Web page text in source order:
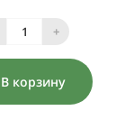
+
В корзину